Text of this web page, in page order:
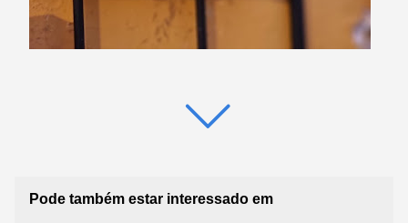
Pode também estar interessado em